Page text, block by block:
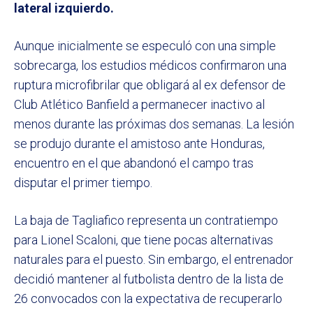
lateral izquierdo.
Aunque inicialmente se especuló con una simple
sobrecarga, los estudios médicos confirmaron una
ruptura microfibrilar que obligará al ex defensor de
Club Atlético Banfield a permanecer inactivo al
menos durante las próximas dos semanas. La lesión
se produjo durante el amistoso ante Honduras,
encuentro en el que abandonó el campo tras
disputar el primer tiempo.
La baja de Tagliafico representa un contratiempo
para Lionel Scaloni, que tiene pocas alternativas
naturales para el puesto. Sin embargo, el entrenador
decidió mantener al futbolista dentro de la lista de
26 convocados con la expectativa de recuperarlo